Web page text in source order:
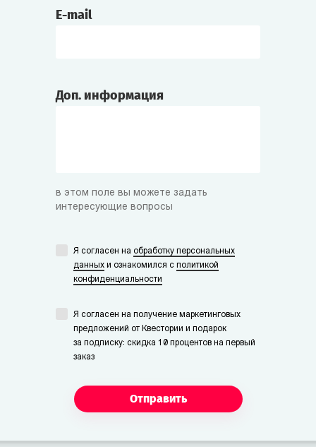
E-mail
Доп. информация
в этом поле вы можете задать
интересующие вопросы
Я согласен на обработку персональных
данных и ознакомился с политикой
конфиденциальности
Я согласен на получение маркетинговых
предложений от Квестории и подарок
за подписку: скидка 10 процентов на первый
заказ
Отправить